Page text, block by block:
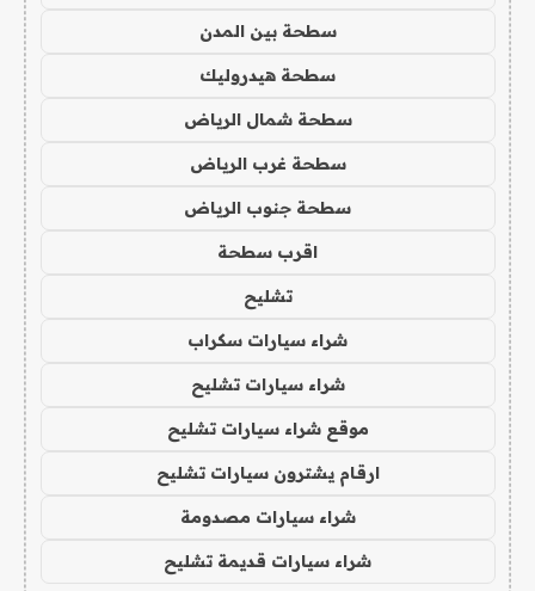
سطحة بين المدن
سطحة هيدروليك
سطحة شمال الرياض
سطحة غرب الرياض
سطحة جنوب الرياض
اقرب سطحة
تشليح
شراء سيارات سكراب
شراء سيارات تشليح
موقع شراء سيارات تشليح
ارقام يشترون سيارات تشليح
شراء سيارات مصدومة
شراء سيارات قديمة تشليح